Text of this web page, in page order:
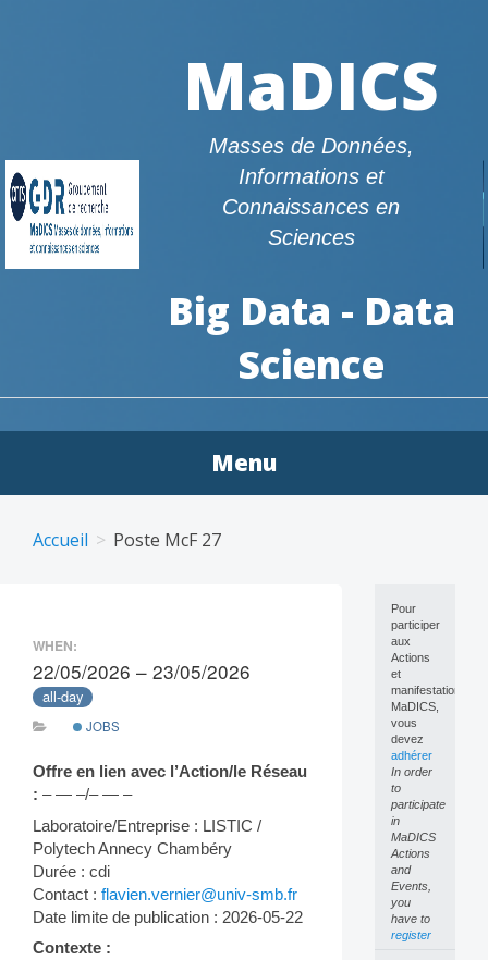
MaDICS
Masses de Données,
Informations et
Connaissances en
Sciences
Big Data - Data
Science
Menu
Accueil Poste McF 27
WHEN:
22/05/2026 – 23/05/2026
all-day
JOBS
Offre en lien avec l’Action/le Réseau
: – — –/– — –
Laboratoire/Entreprise : LISTIC /
Polytech Annecy Chambéry
Durée : cdi
Contact : flavien.vernier@univ-smb.fr
Date limite de publication : 2026-05-22
Contexte :
Pour
participer
aux
Actions
et
manifestations
MaDICS,
vous
devez
adhérer
In order
to
participate
in
MaDICS
Actions
and
Events,
you
have to
register